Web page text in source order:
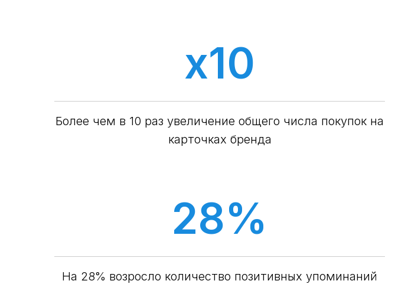
x10
Более чем в 10 раз увеличение общего числа покупок на
карточках бренда
28%
На 28% возросло количество позитивных упоминаний